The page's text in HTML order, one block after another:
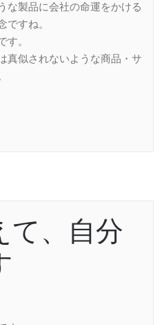
な製品に会社の命運をかける
ですね。
す。
真似されないような商品・サ
て、自分